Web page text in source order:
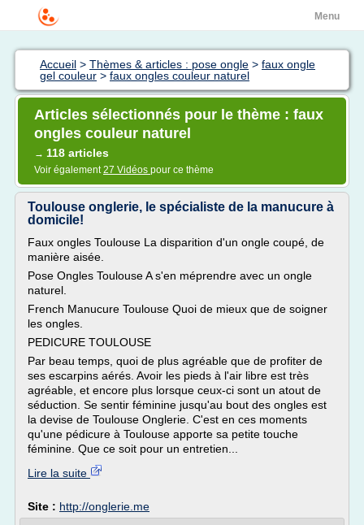
Menu
Accueil > Thèmes & articles : pose ongle > faux ongle
gel couleur > faux ongles couleur naturel
Articles sélectionnés pour le thème : faux
ongles couleur naturel
→ 118 articles
Voir également27 Vidéos pour ce thème
Toulouse onglerie, le spécialiste de la manucure à
domicile!
Faux ongles Toulouse La disparition d'un ongle coupé, de
manière aisée.
Pose Ongles Toulouse A s'en méprendre avec un ongle
naturel.
French Manucure Toulouse Quoi de mieux que de soigner
les ongles.
PEDICURE TOULOUSE
Par beau temps, quoi de plus agréable que de profiter de
ses escarpins aérés. Avoir les pieds à l'air libre est très
agréable, et encore plus lorsque ceux-ci sont un atout de
séduction. Se sentir féminine jusqu'au bout des ongles est
la devise de Toulouse Onglerie. C'est en ces moments
qu'une pédicure à Toulouse apporte sa petite touche
féminine. Que ce soit pour un entretien...
Lire la suite
Site : http://onglerie.me